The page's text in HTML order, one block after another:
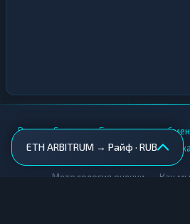
ETH ARBITRUM → Райф · RUB
Вики • Города • Безопасность
AML-проверка
Методология оценки Как